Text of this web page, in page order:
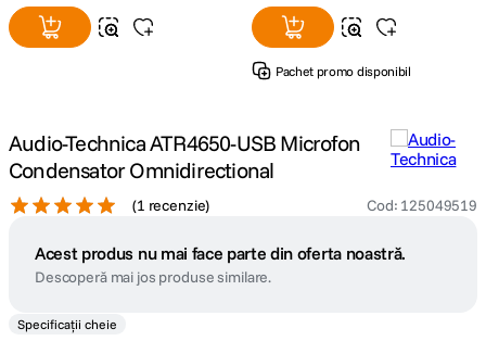
Pachet promo disponibil
Audio-Technica ATR4650-USB Microfon
Condensator Omnidirectional
(1 recenzie) Cod: 125049519
Acest produs nu mai face parte din oferta noastră.
Descoperă mai jos produse similare.
Specificații cheie